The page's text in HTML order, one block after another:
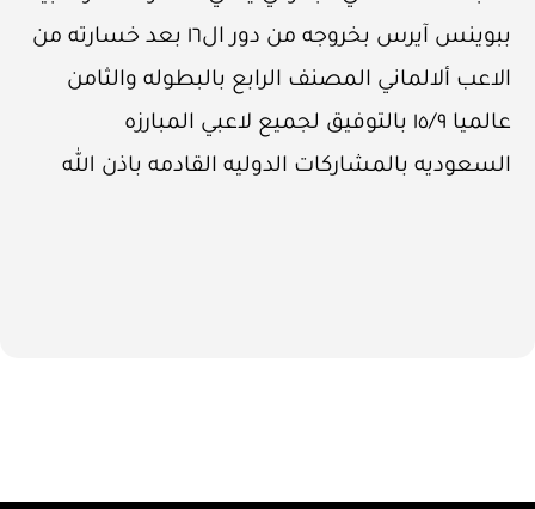
ببوينس آيرس بخروجه من دور ال١٦ بعد خسارته من
الاعب ألالماني المصنف الرابع بالبطوله والثامن
عالميا ١٥/٩ بالتوفيق لجميع لاعبي المبارزه
السعوديه بالمشاركات الدوليه القادمه باذن الله